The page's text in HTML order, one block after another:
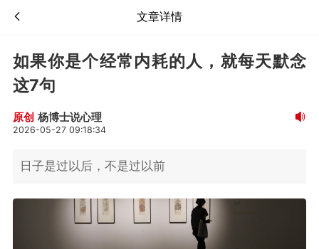
文章详情
如果你是个经常内耗的人，就每天默念
这7句
原创 杨博士说心理
2026-05-27 09:18:34
日子是过以后，不是过以前